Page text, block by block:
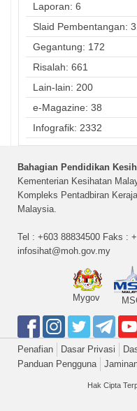
Laporan: 6
Slaid Pembentangan:
Gegantung: 172
Risalah: 661
Lain-lain: 200
e-Magazine: 38
Infografik: 2332
Bahagian Pendidikan
Kementerian Kesihatan
Kompleks Pentadbiran
Malaysia.
Tel : +603 88834500 Faks :
infosihat@moh.gov.my
Mygov
Penafian Dasar Privasi
Panduan Pengguna
Hak Cipta